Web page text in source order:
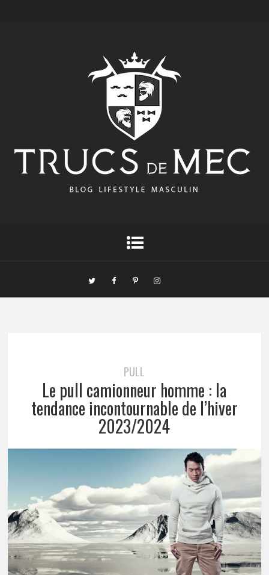
PULL
Le pull camionneur homme : la
tendance incontournable de l’hiver
2023/2024